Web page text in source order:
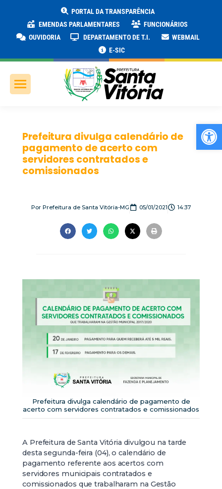
PORTAL DA TRANSPARÊNCIA
EMENDAS PARLAMENTARES
FUNCIONÁRIOS
OUVIDORIA
DEPARTAMENTO DE T.I.
WEBMAIL
E-SIC
Prefeitura divulga calendário de
pagamento de acerto com
servidores contratados e
comissionados
Por Prefeitura de Santa Vitória-MG 05/01/2021 14:37
Prefeitura divulga calendário de pagamento de
acerto com servidores contratados e comissionados
A Prefeitura de Santa Vitória divulgou na tarde
desta segunda-feira (04), o calendário de
pagamento referente aos acertos com
servidores municipais contratados e
comissionados que trabalharam na Gestão